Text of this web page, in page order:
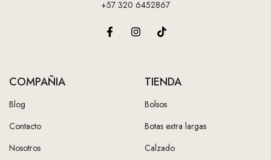
+57 320 6452867
COMPAÑIA
Blog
Contacto
Nosotros
TIENDA
Bolsos
Botas extra largas
Calzado